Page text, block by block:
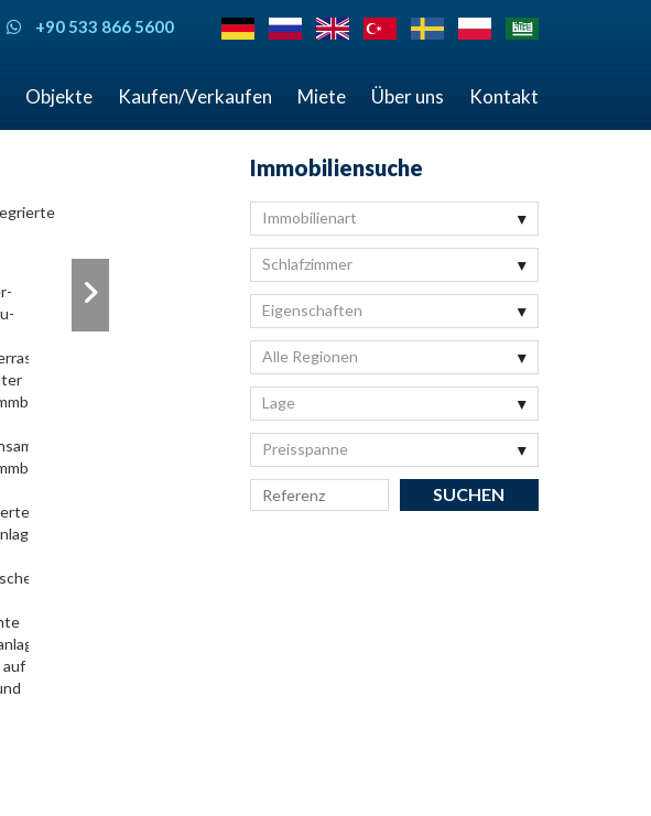
+90 533 866 5600
Objekte Kaufen/Verkaufen Miete Über uns Kontakt
Immobiliensuche
Immobilienart
Schlafzimmer
Eigenschaften
Alle Regionen
Lage
Preisspanne